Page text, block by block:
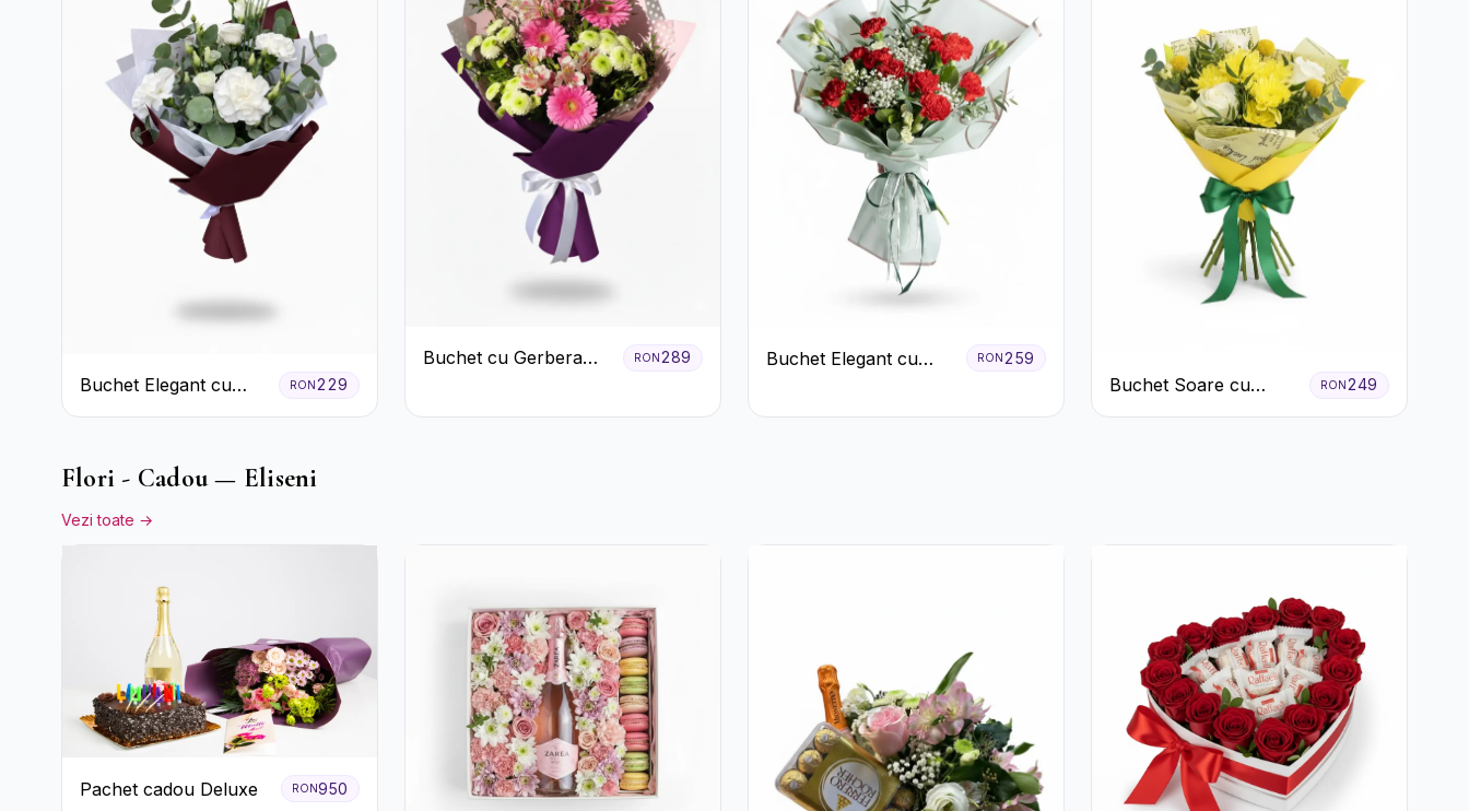
Buchet Elegant cu
Garoafe Albe și
RON229
Buchet cu Gerbera
RON289
Buchet Elegant cu
RON 259
Buchet Soare cu
Crizanteme Galbene și
RON249
Flori - Cadou — Eliseni
Vezi toate →
Pachet cadou Deluxe RON950